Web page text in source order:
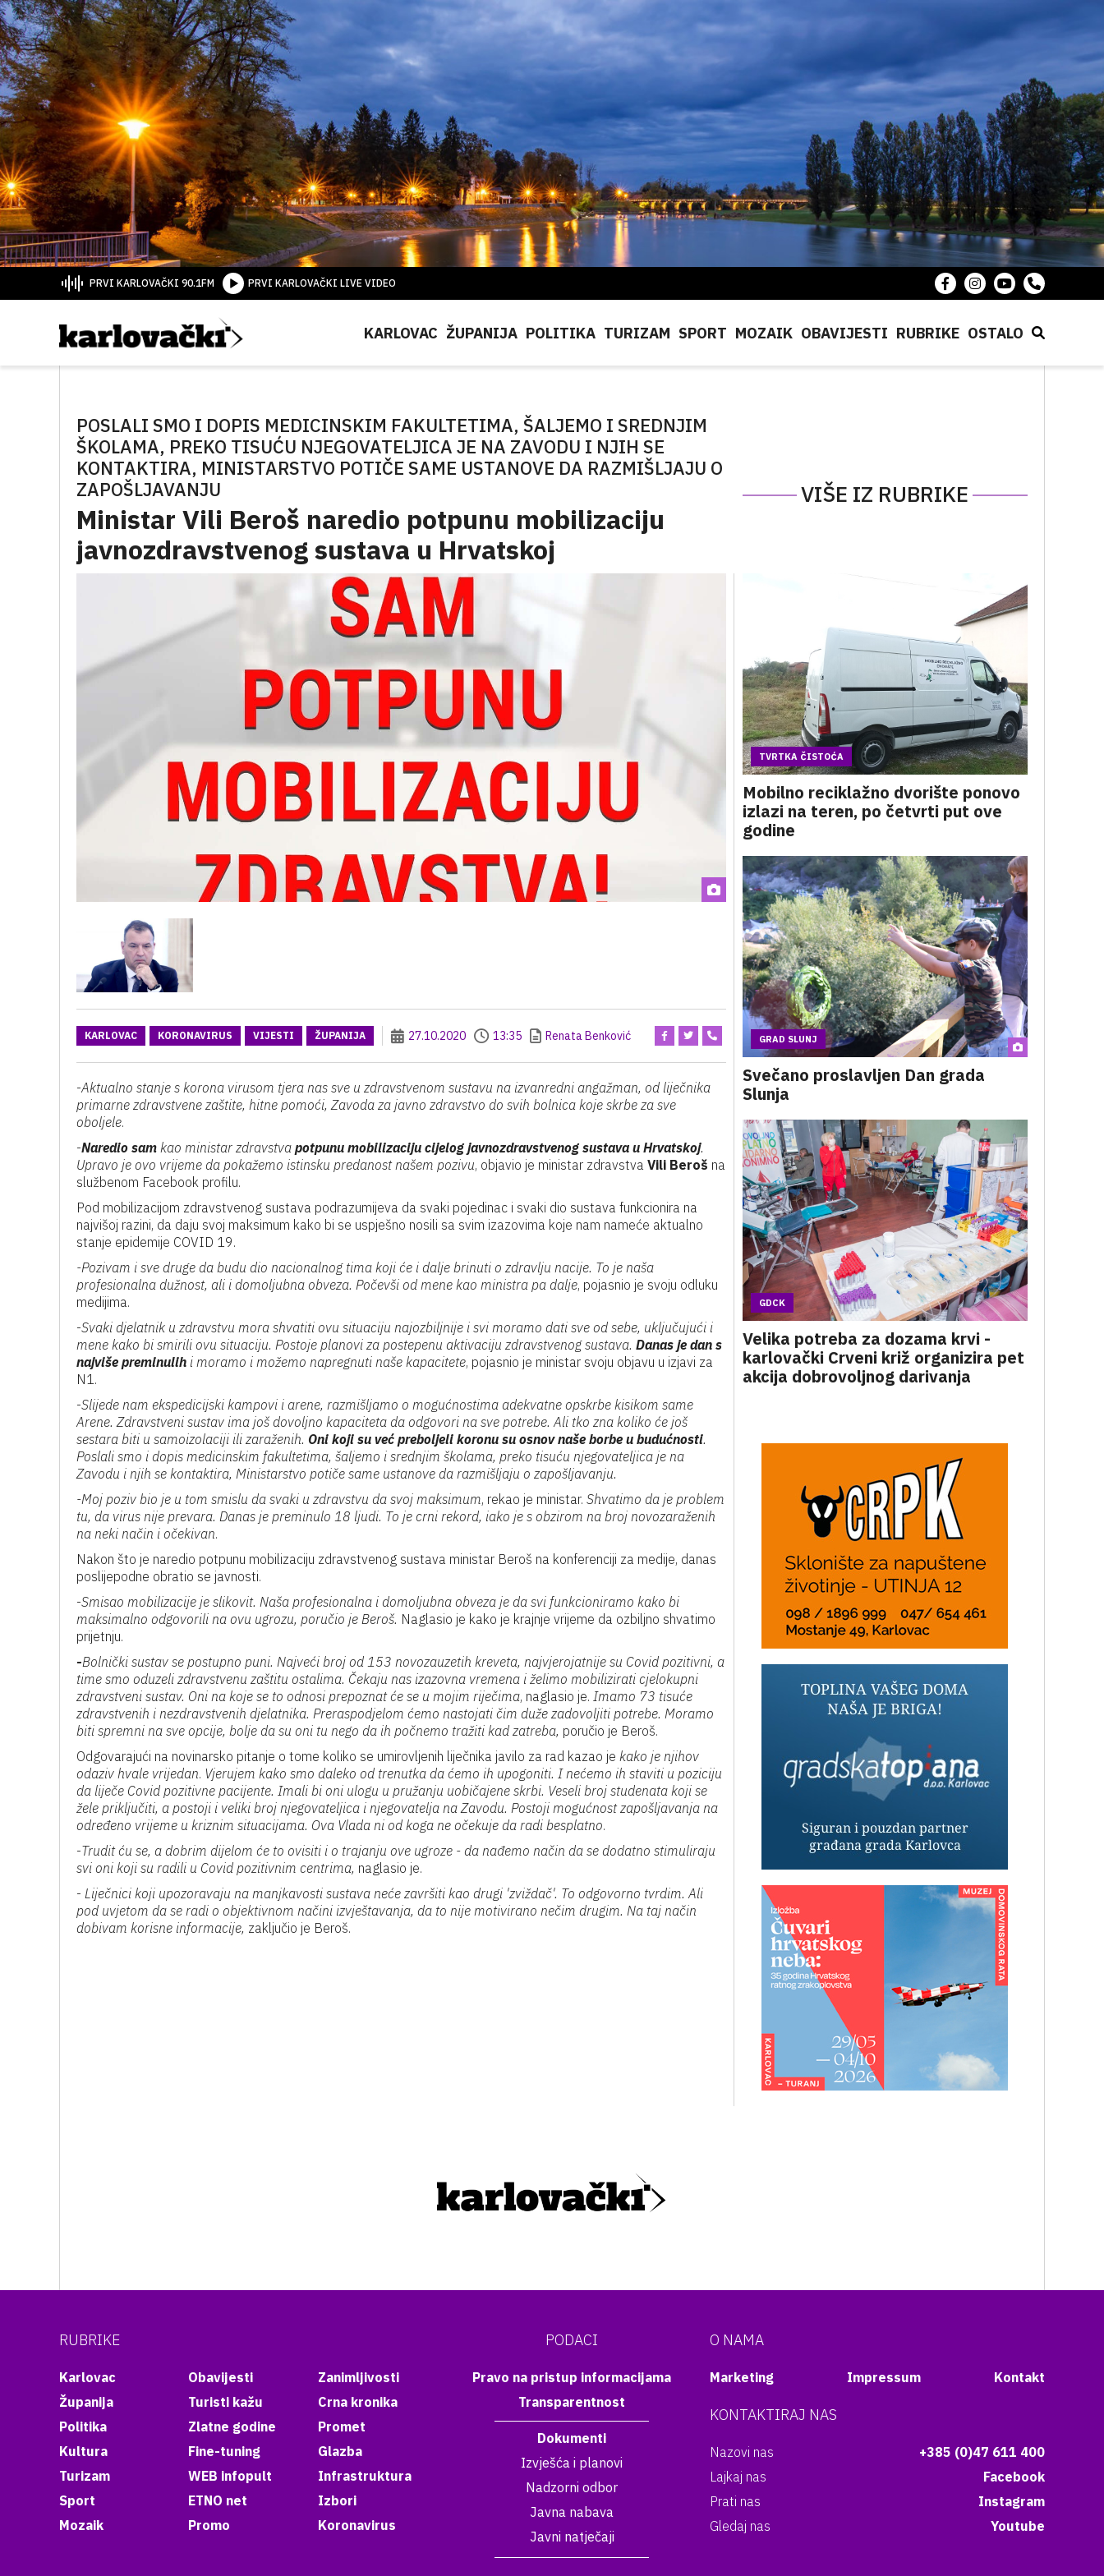
PRVI KARLOVAČKI 90.1FM PRVI KARLOVAČKI LIVE VIDEO
KARLOVAC ŽUPANIJA POLITIKA TURIZAM SPORT MOZAIK OBAVIJESTI RUBRIKE OSTALO
POSLALI SMO I DOPIS MEDICINSKIM FAKULTETIMA, ŠALJEMO I SREDNJIM
ŠKOLAMA, PREKO TISUĆU NJEGOVATELJICA JE NA ZAVODU I NJIH SE
KONTAKTIRA, MINISTARSTVO POTIČE SAME USTANOVE DA RAZMIŠLJAJU O
ZAPOŠLJAVANJU
Ministar Vili Beroš naredio potpunu mobilizaciju
javnozdravstvenog sustava u Hrvatskoj
VIŠE IZ RUBRIKE
KARLOVAC KORONAVIRUS VIJESTI ŽUPANIJA 27.10.2020 13:35 Renata Benković
-Aktualno stanje s korona virusom tjera nas sve u zdravstvenom sustavu na izvanredni angažman, od liječnika
primarne zdravstvene zaštite, hitne pomoći, Zavoda za javno zdravstvo do svih bolnica koje skrbe za sve
oboljele.
-Naredio sam kao ministar zdravstva potpunu mobilizaciju cijelog javnozdravstvenog sustava u Hrvatskoj.
Upravo je ovo vrijeme da pokažemo istinsku predanost našem pozivu, objavio je ministar zdravstva Vili Beroš na
službenom Facebook profilu.
Pod mobilizacijom zdravstvenog sustava podrazumijeva da svaki pojedinac i svaki dio sustava funkcionira na
najvišoj razini, da daju svoj maksimum kako bi se uspješno nosili sa svim izazovima koje nam nameće aktualno
stanje epidemije COVID 19.
-Pozivam i sve druge da budu dio nacionalnog tima koji će i dalje brinuti o zdravlju nacije. To je naša
profesionalna dužnost, ali i domoljubna obveza. Počevši od mene kao ministra pa dalje, pojasnio je svoju odluku
medijima.
-Svaki djelatnik u zdravstvu mora shvatiti ovu situaciju najozbiljnije i svi moramo dati sve od sebe, uključujući i
mene kako bi smirili ovu situaciju. Postoje planovi za postepenu aktivaciju zdravstvenog sustava. Danas je dan s
najviše preminulih i moramo i možemo napregnuti naše kapacitete, pojasnio je ministar svoju objavu u izjavi za
N1.
-Slijede nam ekspedicijski kampovi i arene, razmišljamo o mogućnostima adekvatne opskrbe kisikom same
Arene. Zdravstveni sustav ima još dovoljno kapaciteta da odgovori na sve potrebe. Ali tko zna koliko će još
sestara biti u samoizolaciji ili zaraženih. Oni koji su već preboljeli koronu su osnov naše borbe u budućnosti.
Poslali smo i dopis medicinskim fakultetima, šaljemo i srednjim školama, preko tisuću njegovateljica je na
Zavodu i njih se kontaktira, Ministarstvo potiče same ustanove da razmišljaju o zapošljavanju.
-Moj poziv bio je u tom smislu da svaki u zdravstvu da svoj maksimum, rekao je ministar. Shvatimo da je problem
tu, da virus nije prevara. Danas je preminulo 18 ljudi. To je crni rekord, iako je s obzirom na broj novozaraženih
na neki način i očekivan.
Nakon što je naredio potpunu mobilizaciju zdravstvenog sustava ministar Beroš na konferenciji za medije, danas
poslijepodne obratio se javnosti.
-Smisao mobilizacije je slikovit. Naša profesionalna i domoljubna obveza je da svi funkcioniramo kako bi
maksimalno odgovorili na ovu ugrozu, poručio je Beroš. Naglasio je kako je krajnje vrijeme da ozbiljno shvatimo
prijetnju.
-Bolnički sustav se postupno puni. Najveći broj od 153 novozauzetih kreveta, najvjerojatnije su Covid pozitivni, a
time smo oduzeli zdravstvenu zaštitu ostalima. Čekaju nas izazovna vremena i želimo mobilizirati cjelokupni
zdravstveni sustav. Oni na koje se to odnosi prepoznat će se u mojim riječima, naglasio je. Imamo 73 tisuće
zdravstvenih i nezdravstvenih djelatnika. Preraspodjelom ćemo nastojati čim duže zadovoljiti potrebe. Moramo
biti spremni na sve opcije, bolje da su oni tu nego da ih počnemo tražiti kad zatreba, poručio je Beroš.
Odgovarajući na novinarsko pitanje o tome koliko se umirovljenih liječnika javilo za rad kazao je kako je njihov
odaziv hvale vrijedan. Vjerujem kako smo daleko od trenutka da ćemo ih upogoniti. I nećemo ih staviti u poziciju
da liječe Covid pozitivne pacijente. Imali bi oni ulogu u pružanju uobičajene skrbi. Veseli broj studenata koji se
žele priključiti, a postoji i veliki broj njegovateljica i njegovatelja na Zavodu. Postoji mogućnost zapošljavanja na
određeno vrijeme u kriznim situacijama. Ova Vlada ni od koga ne očekuje da radi besplatno.
-Trudit ću se, a dobrim dijelom će to ovisiti i o trajanju ove ugroze - da nađemo način da se dodatno stimuliraju
svi oni koji su radili u Covid pozitivnim centrima, naglasio je.
- Liječnici koji upozoravaju na manjkavosti sustava neće završiti kao drugi 'zviždač'. To odgovorno tvrdim. Ali
pod uvjetom da se radi o objektivnom načini izvještavanja, da to nije motivirano nečim drugim. Na taj način
dobivam korisne informacije, zaključio je Beroš.
TVRTKA ČISTOĆA
Mobilno reciklažno dvorište ponovo
izlazi na teren, po četvrti put ove
godine
GRAD SLUNJ
Svečano proslavljen Dan grada
Slunja
GDCK
Velika potreba za dozama krvi -
karlovački Crveni križ organizira pet
akcija dobrovoljnog darivanja
RUBRIKE
Karlovac
Županija
Politika
Kultura
Turizam
Sport
Mozaik
Obavijesti
Turisti kažu
Zlatne godine
Fine-tuning
WEB infopult
ETNO net
Promo
Zanimljivosti
Crna kronika
Promet
Glazba
Infrastruktura
Izbori
Koronavirus
PODACI
Pravo na pristup informacijama
Transparentnost
Dokumenti
Izvješća i planovi
Nadzorni odbor
Javna nabava
Javni natječaji
O NAMA
Marketing Impressum Kontakt
KONTAKTIRAJ NAS
Nazovi nas
+385 (0)47 611 400
Lajkaj nas
Facebook
Prati nas
Instagram
Gledaj nas
Youtube